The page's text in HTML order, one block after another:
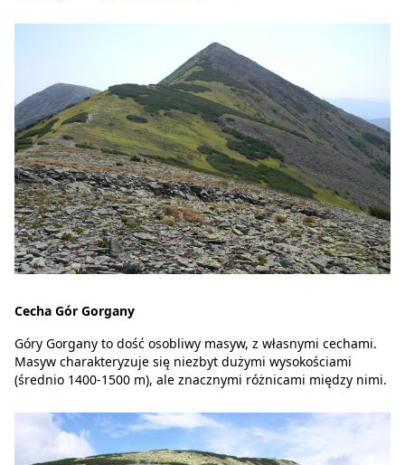
Cecha Gór Gorgany
Góry Gorgany to dość osobliwy masyw, z własnymi cechami.
Masyw charakteryzuje się niezbyt dużymi wysokościami
(średnio 1400-1500 m), ale znacznymi różnicami między nimi.